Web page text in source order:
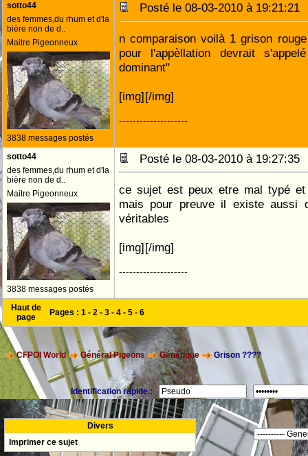
sotto44
des femmes,du rhum et d'la
bière non de d..
Maitre Pigeonneux
3838 messages postés
Posté le 08-03-2010 à
n comparaison voilà 1 grison
pour l'appèllation devrait
dominant"
[img][/img]
--------------------
sotto44
des femmes,du rhum et d'la
bière non de d..
Maitre Pigeonneux
3838 messages postés
Posté le 08-03-2010 à
ce sujet est peux etre mal typé
mais pour preuve il existe aussi
véritables
[img][/img]
--------------------
Haut de
page
Pages : 1 - 2 - 3 - 4 - 5 - 6
CFPOI World Général Pigeons Génétique Grison ????
Identification rapide :
Divers
Imprimer ce sujet